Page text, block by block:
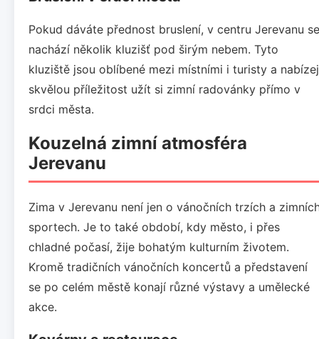
Pokud dáváte přednost bruslení, v centru Jerevanu se
nachází několik kluzišť pod širým nebem. Tyto
kluziště jsou oblíbené mezi místními i turisty a
skvělou příležitost užít si zimní radovánky přímo v
srdci města.
Kouzelná zimní atmosféra
Jerevanu
Zima v Jerevanu není jen o vánočních trzích a
sportech. Je to také období, kdy město, i přes
chladné počasí, žije bohatým kulturním životem.
Kromě tradičních vánočních koncertů a představení
se po celém městě konají různé výstavy a umělecké
akce.